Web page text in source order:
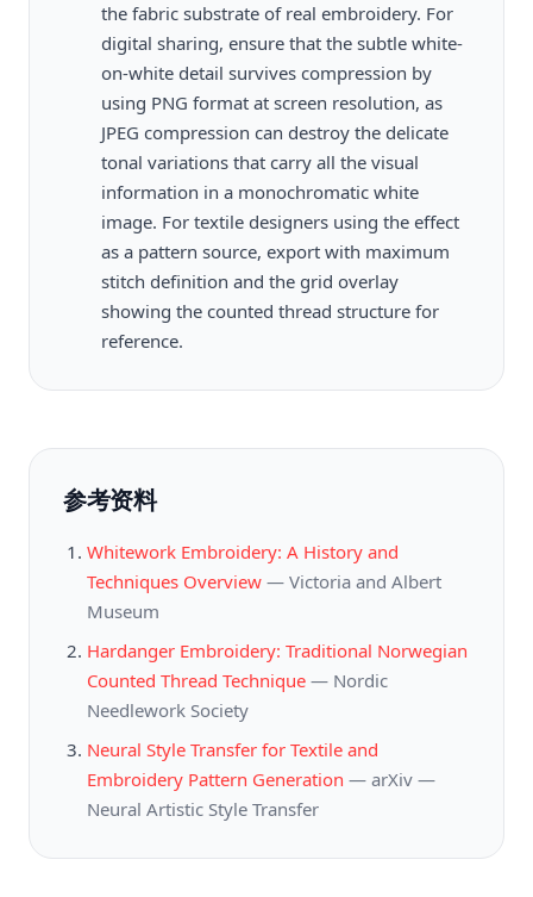
the fabric substrate of real embroidery. For
digital sharing, ensure that the subtle white-
on-white detail survives compression by
using PNG format at screen resolution, as
JPEG compression can destroy the delicate
tonal variations that carry all the visual
information in a monochromatic white
image. For textile designers using the effect
as a pattern source, export with maximum
stitch definition and the grid overlay
showing the counted thread structure for
reference.
参考资料
Whitework Embroidery: A History and
Techniques Overview — Victoria and Albert
Museum
Hardanger Embroidery: Traditional Norwegian
Counted Thread Technique — Nordic
Needlework Society
Neural Style Transfer for Textile and
Embroidery Pattern Generation — arXiv —
Neural Artistic Style Transfer